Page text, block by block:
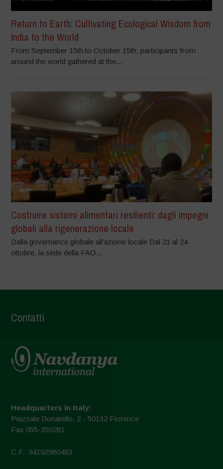
Return to Earth: Cultivating Ecological Wisdom from
India to the World
From September 15th to October 15th, participants from
around the world gathered at the...
Costruire sistemi alimentari resilienti: dagli impegni
globali alla rigenerazione locale
Dalla governance globale all’azione locale Dal 21 al 24
ottobre, la sede della FAO...
Contatti
Headquarters in Italy:
Piazzale Donatello, 2 - 50132 Florence
Fax 055-350281
C.F.: 94192980483